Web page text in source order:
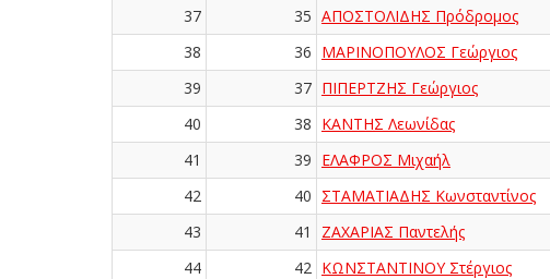
37
35 ΑΠΟΣΤΟΛΙΔΗΣ Πρόδρομος
38
36 ΜΑΡΙΝΟΠΟΥΛΟΣ Γεώργιος
39
37 ΠΙΠΕΡΤΖΗΣ Γεώργιος
40
38 ΚΑΝΤΗΣ Λεωνίδας
41
39 ΕΛΑΦΡΟΣ Μιχαήλ
42
40 ΣΤΑΜΑΤΙΑΔΗΣ Κωνσταντίνος
43
41 ΖΑΧΑΡΙΑΣ Παντελής
44
42 ΚΩΝΣΤΑΝΤΙΝΟΥ Στέργιος